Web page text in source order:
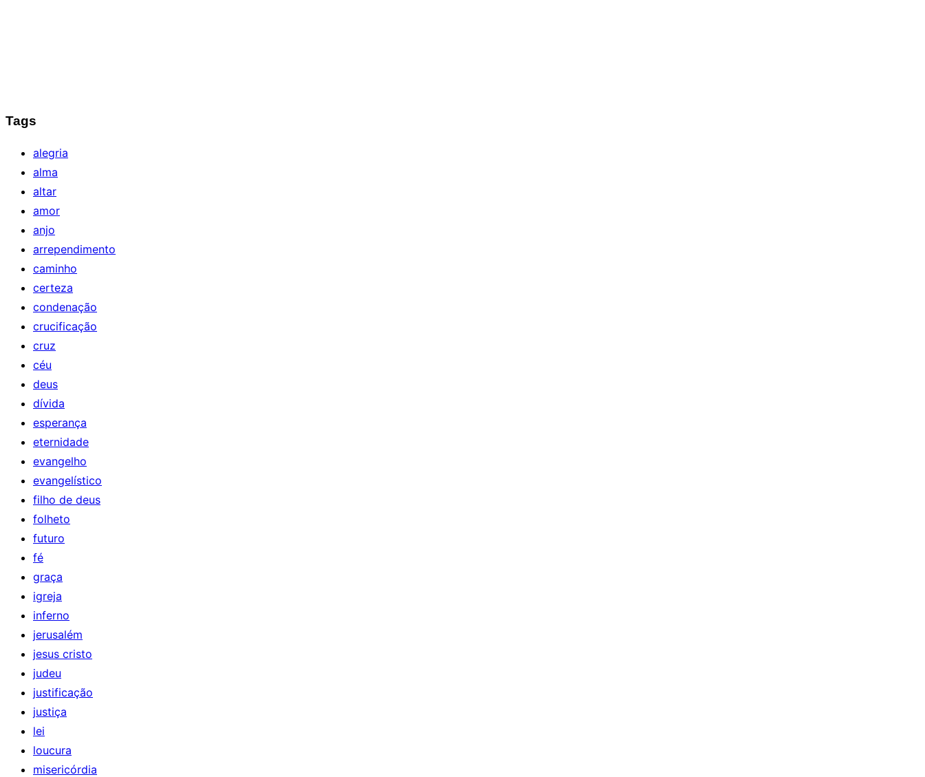
Tags
alegria
alma
altar
amor
anjo
arrependimento
caminho
certeza
condenação
crucificação
cruz
céu
deus
dívida
esperança
eternidade
evangelho
evangelístico
filho de deus
folheto
futuro
fé
graça
igreja
inferno
jerusalém
jesus cristo
judeu
justificação
justiça
lei
loucura
misericórdia